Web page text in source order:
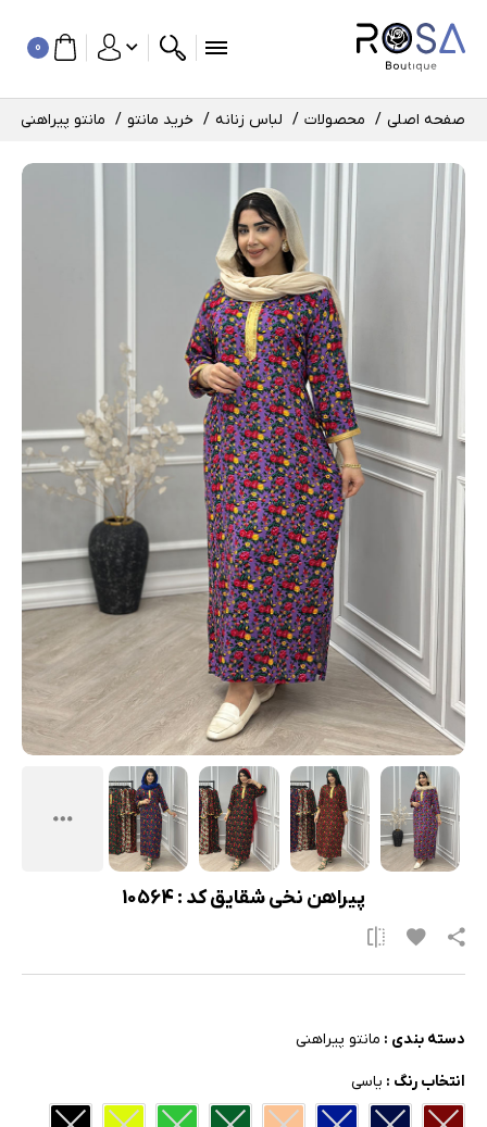
0
صفحه اصلی محصولات لباس زنانه خرید مانتو مانتو پیراهنی
پیراهن نخی شقایق کد : 10564
دسته بندی : مانتو پیراهنی
انتخاب رنگ : یاسی